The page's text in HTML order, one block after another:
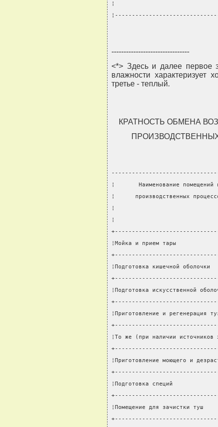
¦
--------------------------------
<*> Здесь и далее первое
влажности характеризует
третье - теплый.
КРАТНОСТЬ ОБМЕНА
¦       Наименование
¦      производственных
¦
¦
¦Мойка и прием тары
¦Подготовка кишечной
¦Подготовка
¦Приготовление и
¦То же (при наличии
¦Приготовление моющего и
¦Подготовка специй
¦Помещение для